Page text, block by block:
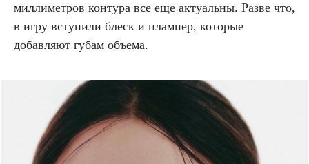
миллиметров контура все еще актуальны. Разве что,
в игру вступили блеск и плампер, которые
добавляют губам объема.